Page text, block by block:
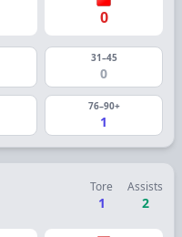
0
31–45
0
76–90+
1
Tore
1
Assists
2